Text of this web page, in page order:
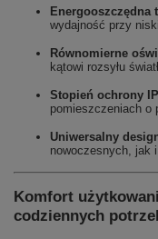
Energooszczędna
wydajność przy
Równomierne
kątowi rozsyłu
Stopień ochrony
pomieszczeniach o
Uniwersalny
nowoczesnych, jak
Komfort
codziennych